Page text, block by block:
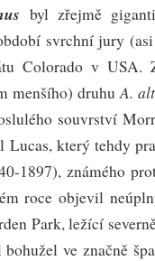
byl zřejmě
svrchní jury
Colorado v USA.
menšího) druhu A.
souvrství
Lucas, který tehdy
1897), známého
roce objevil
Park, ležící
ve značně